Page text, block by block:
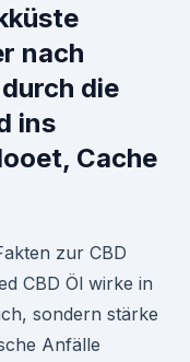
nach
die
ins
Cache
zur CBD
CBD Öl wirke in
sondern stärke
Anfälle